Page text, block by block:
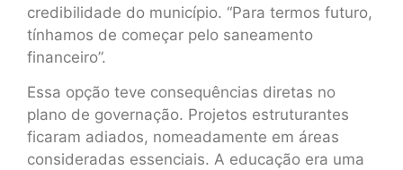
credibilidade do município. “Para termos futuro,
tínhamos de começar pelo saneamento
financeiro”.
Essa opção teve consequências diretas no
plano de governação. Projetos estruturantes
ficaram adiados, nomeadamente em áreas
consideradas essenciais. A educação era uma